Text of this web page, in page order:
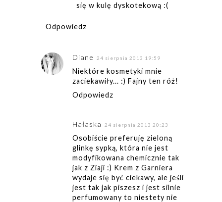
się w kulę dyskotekową :(
Odpowiedz
Diane 24 sierpnia 2013 19:59
Niektóre kosmetyki mnie
zaciekawiły... :) Fajny ten róż!
Odpowiedz
Hałaska 24 sierpnia 2013 20:23
Osobiście preferuję zieloną
glinkę sypką, która nie jest
modyfikowana chemicznie tak
jak z Ziaji :) Krem z Garniera
wydaje się być ciekawy, ale jeśli
jest tak jak piszesz i jest silnie
perfumowany to niestety nie